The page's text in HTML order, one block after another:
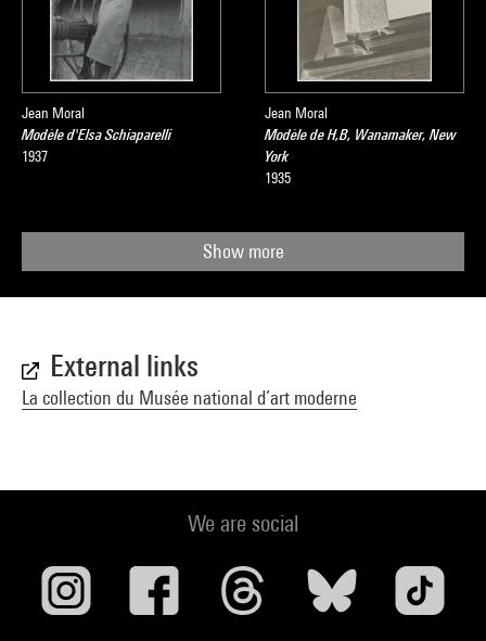
Jean Moral
Modèle d'Elsa Schiaparelli
1937
Jean Moral
Modèle de H,B, Wanamaker, New
York
1935
Show more
External links
La collection du Musée national d’art moderne
We are social